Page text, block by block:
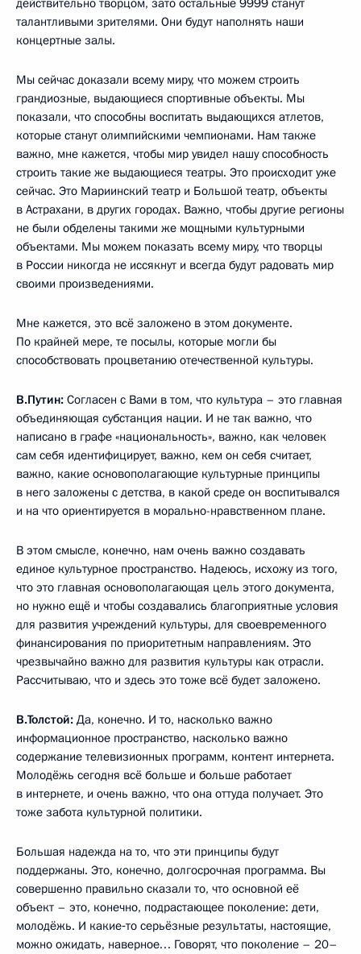
действительно творцом, зато остальные 9999 станут
талантливыми зрителями. Они будут наполнять наши
концертные залы.
Мы сейчас доказали всему миру, что можем строить
грандиозные, выдающиеся спортивные объекты. Мы
показали, что способны воспитать выдающихся атлетов,
которые станут олимпийскими чемпионами. Нам также
важно, мне кажется, чтобы мир увидел нашу способность
строить такие же выдающиеся театры. Это происходит уже
сейчас. Это Мариинский театр и Большой театр, объекты
в Астрахани, в других городах. Важно, чтобы другие регионы
не были обделены такими же мощными культурными
объектами. Мы можем показать всему миру, что творцы
в России никогда не иссякнут и всегда будут радовать мир
своими произведениями.
Мне кажется, это всё заложено в этом документе.
По крайней мере, те посылы, которые могли бы
способствовать процветанию отечественной культуры.
В.Путин: Согласен с Вами в том, что культура – это главная
объединяющая субстанция нации. И не так важно, что
написано в графе «национальность», важно, как человек
сам себя идентифицирует, важно, кем он себя считает,
важно, какие основополагающие культурные принципы
в него заложены с детства, в какой среде он воспитывался
и на что ориентируется в морально-нравственном плане.
В этом смысле, конечно, нам очень важно создавать
единое культурное пространство. Надеюсь, исхожу из того,
что это главная основополагающая цель этого документа,
но нужно ещё и чтобы создавались благоприятные условия
для развития учреждений культуры, для своевременного
финансирования по приоритетным направлениям. Это
чрезвычайно важно для развития культуры как отрасли.
Рассчитываю, что и здесь это тоже всё будет заложено.
В.Толстой: Да, конечно. И то, насколько важно
информационное пространство, насколько важно
содержание телевизионных программ, контент интернета.
Молодёжь сегодня всё больше и больше работает
в интернете, и очень важно, что она оттуда получает. Это
тоже забота культурной политики.
Большая надежда на то, что эти принципы будут
поддержаны. Это, конечно, долгосрочная программа. Вы
совершенно правильно сказали то, что основной её
объект – это, конечно, подрастающее поколение: дети,
молодёжь. И какие‑то серьёзные результаты, настоящие,
можно ожидать, наверное… Говорят, что поколение – 20–